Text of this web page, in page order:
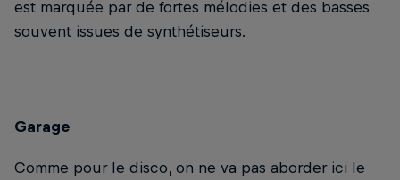
est marquée par de fortes mélodies et des basses
souvent issues de synthétiseurs.
Garage
Comme pour le disco, on ne va pas aborder ici le